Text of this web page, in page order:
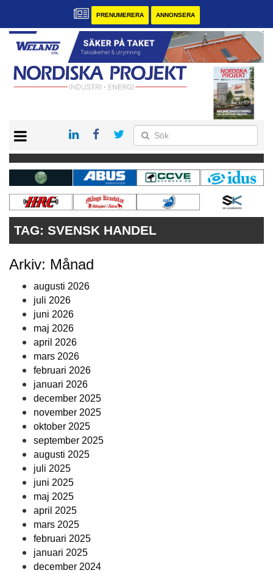
PRENUMERERA ANNONSERA
KONTAKT
VÅRA ANDRA MAGASIN
PRENUMERERA
ANNONSERA
TAG: SVENSK HANDEL
Arkiv: Månad
augusti 2026
juli 2026
juni 2026
maj 2026
april 2026
mars 2026
februari 2026
januari 2026
december 2025
november 2025
oktober 2025
september 2025
augusti 2025
juli 2025
juni 2025
maj 2025
april 2025
mars 2025
februari 2025
januari 2025
december 2024